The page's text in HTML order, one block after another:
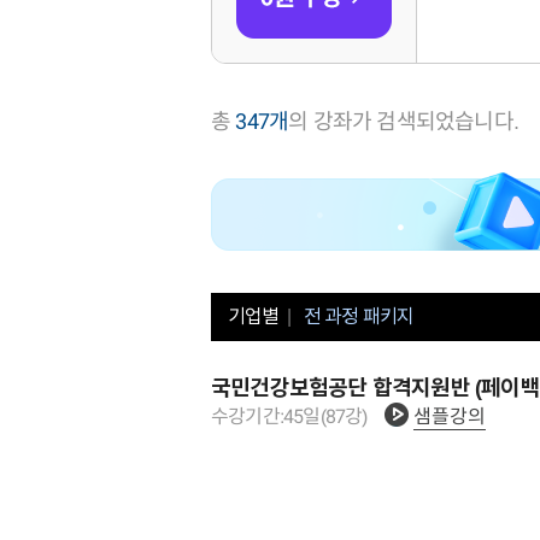
총 347개의 강좌가 검색되었습니다.
기업별 전 과정 패키지
국민건강보험공단 합격지원반 (페이
수강기간:45일(87강) 샘플강의